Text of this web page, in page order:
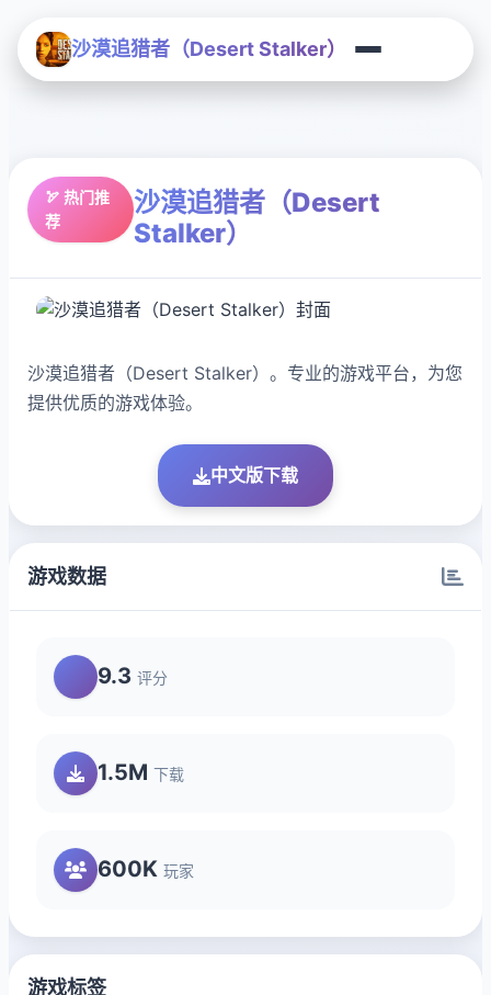
沙漠追猎者（Desert Stalker）
🏹 热门推
荐
沙漠追猎者（Desert
Stalker）
沙漠追猎者（Desert Stalker）。专业的游戏平台，为您
提供优质的游戏体验。
中文版下载
游戏数据
9.3 评分
1.5M 下载
600K 玩家
游戏标签